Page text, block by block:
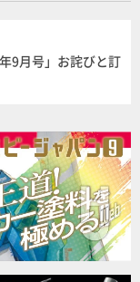
9月号」お詫びと訂